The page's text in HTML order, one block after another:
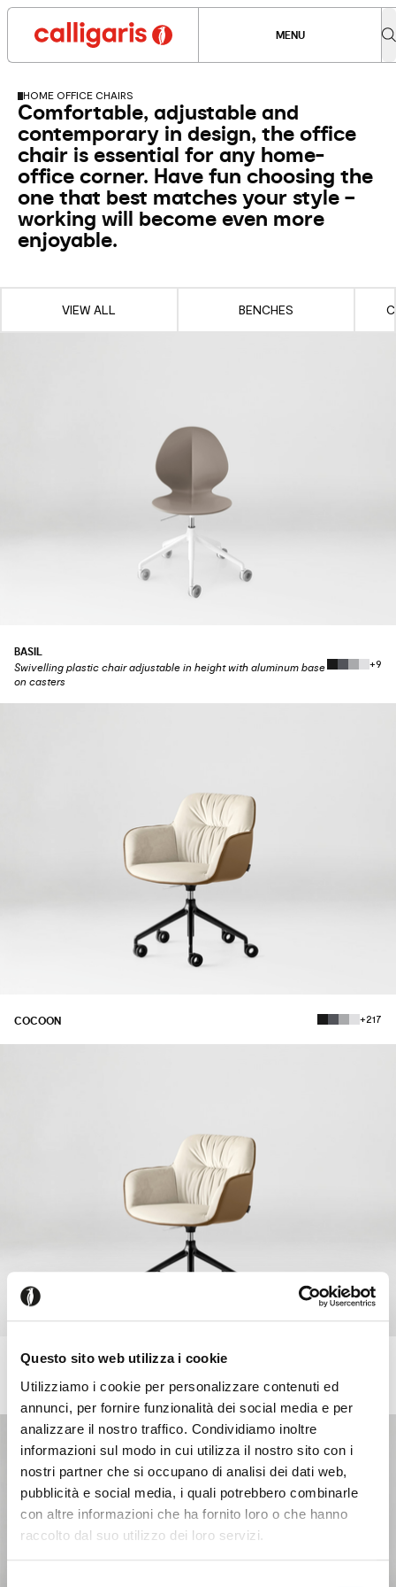
Questo sito web utilizza i cookie
Utilizziamo i cookie per personalizzare contenuti ed
annunci, per fornire funzionalità dei social media e per
analizzare il nostro traffico. Condividiamo inoltre
informazioni sul modo in cui utilizza il nostro sito con i
nostri partner che si occupano di analisi dei dati web,
pubblicità e social media, i quali potrebbero combinarle
con altre informazioni che ha fornito loro o che hanno
raccolto dal suo utilizzo dei loro servizi.
MENU
HOME OFFICE CHAIRS
Comfortable, adjustable and
contemporary in design, the office
chair is essential for any home-
office corner. Have fun choosing the
one that best matches your style –
working will become even more
enjoyable.
VIEW ALL BENCHES
BASIL
Swivelling plastic chair adjustable in height with aluminum base
on casters
+9
COCOON +217
COCOON
Padded swivelling height-adjustable armchair with an
aluminium base set on castors
Seems like you’re browsing from Close